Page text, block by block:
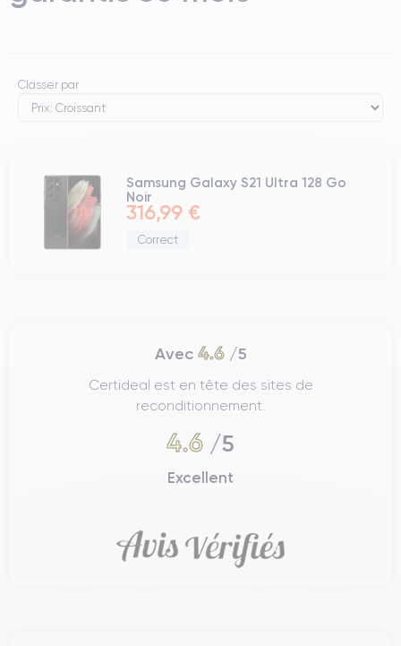
Classer par
Samsung Galaxy S21 Ultra 128 Go
Noir
316,99 €
Correct
Avec 4.6/5
Certideal est en tête des sites de
reconditionnement.
4.6 /5
Excellent